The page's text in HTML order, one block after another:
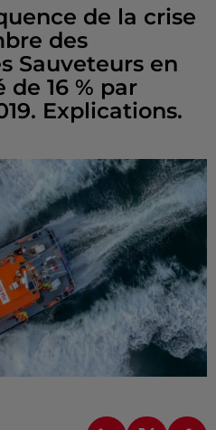
de la crise
des
Sauveteurs en
16 % par
Explications.